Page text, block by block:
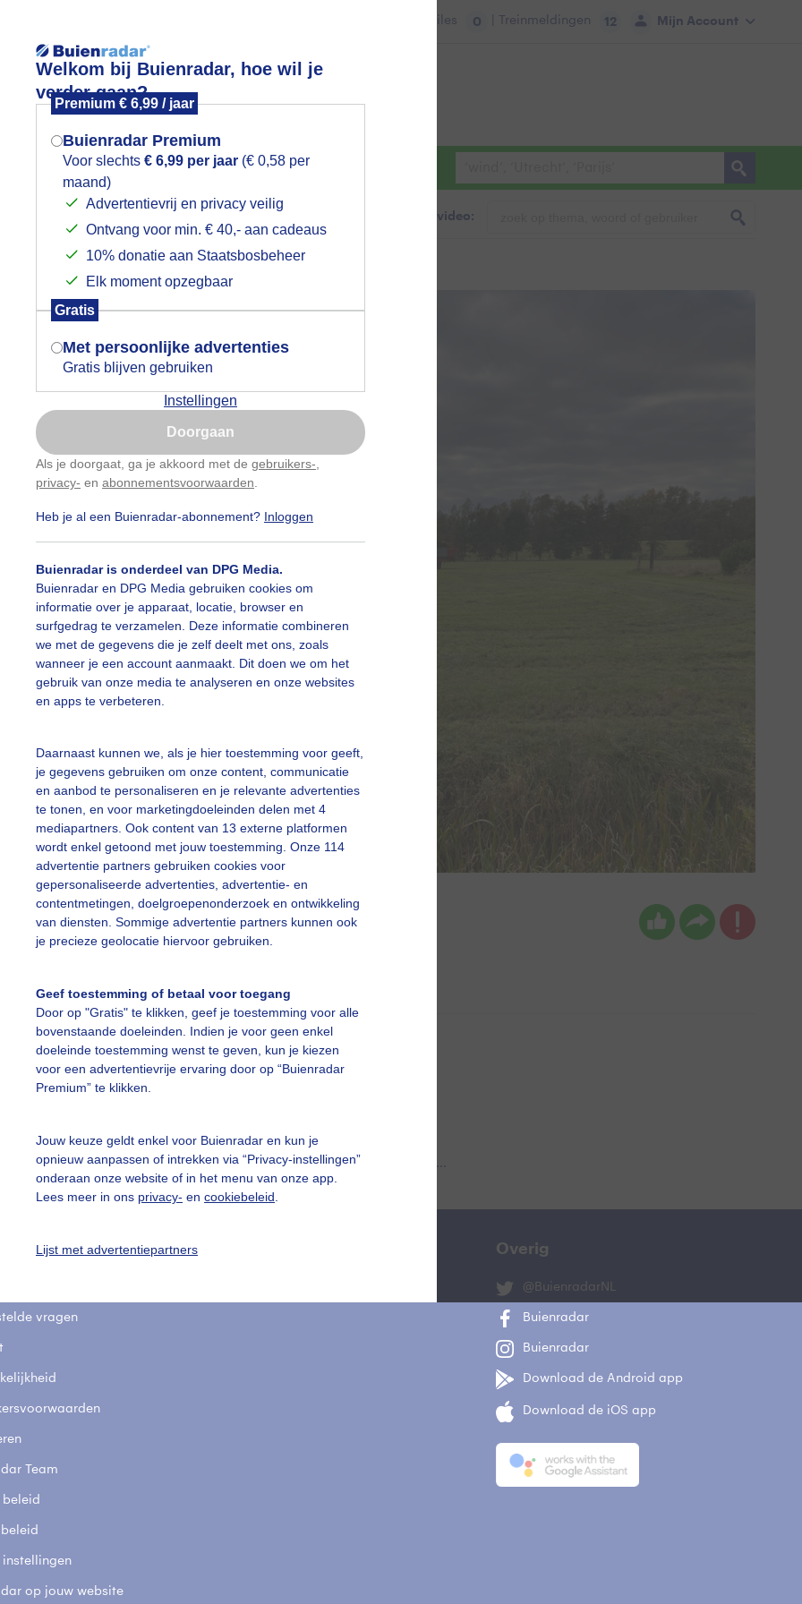
Welkom bij Buienradar, hoe wil je
verder gaan?
Premium € 6,99 / jaar
Buienradar Premium
Voor slechts € 6,99 per jaar (€ 0,58 per
maand)
Advertentievrij en privacy veilig
Ontvang voor min. € 40,- aan cadeaus
10% donatie aan Staatsbosbeheer
Elk moment opzegbaar
Gratis
Met persoonlijke advertenties
Gratis blijven gebruiken
Instellingen
Doorgaan
Als je doorgaat, ga je akkoord met de gebruikers-
privacy- en abonnementsvoorwaarden
Heb je al een Buienradar-abonnement? Inloggen
Buienradar is onderdeel van DPG Media.
Buienradar en DPG Media gebruiken cookies om
informatie over je apparaat, locatie, browser en
surfgedrag te verzamelen. Deze informatie combineren
we met de gegevens die je zelf deelt met ons, zoals
wanneer je een account aanmaakt. Dit doen we om het
gebruik van onze media te analyseren en onze websites
en apps te verbeteren.
Daarnaast kunnen we, als je hier toestemming voor geeft,
je gegevens gebruiken om onze content, communicatie
en aanbod te personaliseren en je relevante advertenties
te tonen, en voor marketingdoeleinden delen met 4
mediapartners. Ook content van 13 externe platformen
wordt enkel getoond met jouw toestemming. Onze 114
advertentie partners gebruiken cookies voor
gepersonaliseerde advertenties, advertentie- en
contentmetingen, doelgroepenonderzoek en ontwikkeling
van diensten. Sommige advertentie partners kunnen ook
je precieze geolocatie hiervoor gebruiken.
Geef toestemming of betaal voor toegang
Door op "Gratis" te klikken, geef je toestemming voor alle
bovenstaande doeleinden. Indien je voor geen enkel
doeleinde toestemming wenst te geven, kun je kiezen
voor een advertentievrije ervaring door op “Buienradar
Premium” te klikken.
Jouw keuze geldt enkel voor Buienradar en kun je
opnieuw aanpassen of intrekken via “Privacy-instellingen”
onderaan onze website of in het menu van onze app.
Lees meer in ons privacy- en cookiebeleid
Lijst met advertentiepartners
Mijn Account
Files 0 | Treinmeldingen 12
Foto en video Weerzine
Zoeken in foto & video:
op het land Platteland Wolken Natuur
Sandra Romijn Gemaakt: 10-10-2025, 124x bekeken
slideshow
Een moment geduld aub...
vragen
Team
beleid
instellingen
op jouw website
Overig
@BuienradarNL
Buienradar
Buienradar
Download de Android app
Download de iOS app
Mogen we je locatie gebruiken voor
het weer?
Indien je hier nog geen akkoord op hebt
gegeven, verschijnt er zo een pop-up uit
je browser waarin deze toestemming
gevraagd wordt.
Is goed, toon de popup
Nu niet, misschien later
Gebruik je Safari en wil je niet elke dag deze pop-up
Klikhierom dit aan te passen